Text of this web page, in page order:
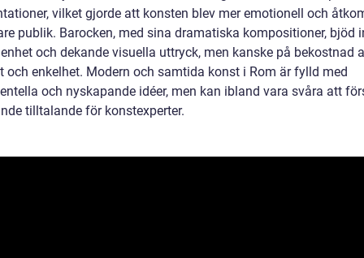
vilket gjorde att konsten blev mer emotionell och
publik. Barocken, med sina dramatiska kompositioner, bjöd
och dekande visuella uttryck, men kanske på bekostnad
och enkelhet. Modern och samtida konst i Rom är fylld med
och nyskapande idéer, men kan ibland vara svåra att
tilltalande för konstexperter.